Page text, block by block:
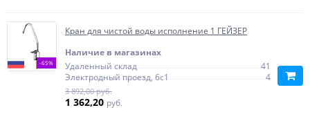
-65%
Кран для чистой воды исполнение 1 ГЕЙЗЕР
Наличие в магазинах
Удаленный склад
41
Электродный проезд, 6с1
4
3 892,00 руб.
1 362,20 руб.